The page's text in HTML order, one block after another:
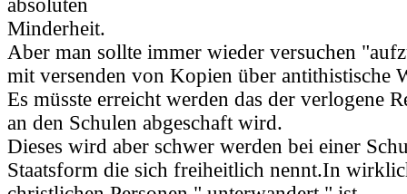
absoluten
Minderheit.
Aber man sollte immer wieder versuchen
mit versenden von Kopien über antithistische
Es müsste erreicht werden das der verlogene
an den Schulen abgeschaft wird.
Dieses wird aber schwer werden bei einer
Staatsform die sich freiheitlich nennt.In